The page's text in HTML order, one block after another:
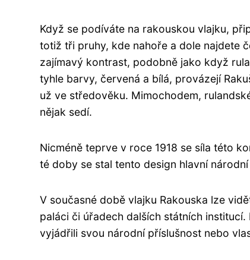
Když se podíváte na rakouskou vlajku,
totiž tři pruhy, kde nahoře a dole najdete
zajímavý kontrast, podobně jako když
tyhle barvy, červená a bílá, provázejí
už ve středověku. Mimochodem,
nějak sedí.
Nicméně teprve v roce 1918 se síla této
té doby se stal tento design hlavní
V současné době vlajku Rakouska lze
paláci či úřadech dalších státních
vyjádřili svou národní příslušnost nebo